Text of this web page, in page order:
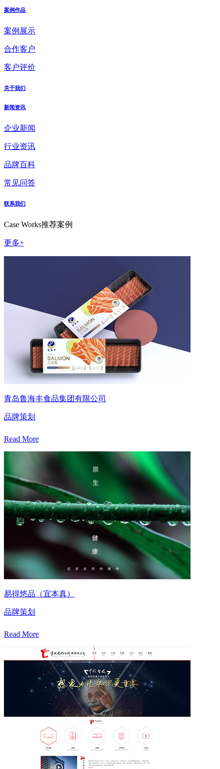
案例作品
案例展示
合作客户
客户评价
关于我们
新闻资讯
企业新闻
行业资讯
品牌百科
常见问答
联系我们
Case Works推荐案例
更多+
青岛鲁海丰食品集团有限公司
品牌策划
Read More
易得悠品（宜本真）
品牌策划
Read More